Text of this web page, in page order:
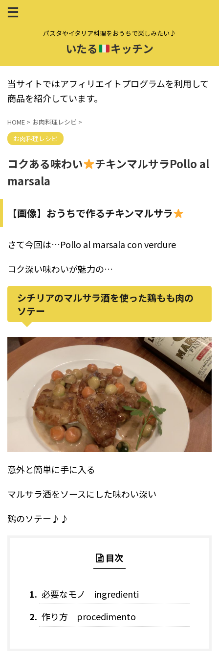
パスタやイタリア料理をおうちで楽しみたい♪
いたる キッチン
当サイトではアフィリエイトプログラムを利用して
商品を紹介しています。
HOME > お肉料理レシピ >
お肉料理レシピ
コクある味わい
チキンマルサラPollo al
marsala
【画像】おうちで作るチキンマルサラ
さて今回は…Pollo al marsala con verdure
コク深い味わいが魅力の…
シチリアのマルサラ酒を使った鶏もも肉の
ソテー
意外と簡単に手に入る
マルサラ酒をソースにした味わい深い
鶏のソテー♪♪
目次
必要なモノ ingredienti
作り方 procedimento